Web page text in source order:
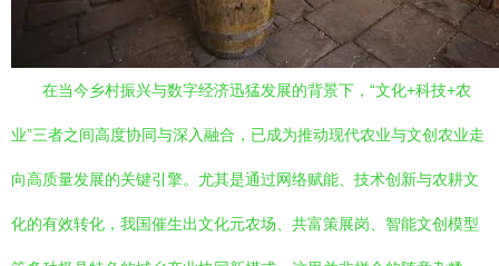
在当今乡村振兴与数字经济迅猛发展的背景下，“文化+科技+农
业”三者之间高度协同与深入融合，已成为推动现代农业与文创农业走
向高质量发展的关键引擎。尤其是通过网络赋能、技术创新与农耕文
化的有效转化，我国催生出文化元农场、共富策展岗、智能文创模型